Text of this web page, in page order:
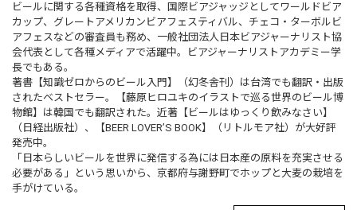
ビールに関する各種資格を取得、国際ビアジャッジとしてワールドビア
カップ、グレートアメリカンビアフェスティバル、チェコ・ターボルビ
アフェスなどの審査員も務め、一般社団法人日本ビアジャーナリスト協
会代表として各種メディアで活躍中。ビアジャーナリストアカデミー学
長でもある。
著書【知識ゼロからのビール入門】（幻冬舎刊）は台湾でも翻訳・出版
されたベストセラー。【藤原ヒロユキのイラストで巡る世界のビール博
物館】は韓国でも翻訳された。近著【ビールはゆっくり飲みなさい】
（日経出版社）、【BEER LOVER’S BOOK】（リトルモア社）が大好評
発売中。
「日本らしいビールを世界に発信する為には日本産の原料を充実させる
必要がある」という思いから、京都府与謝野町でホップと大麦の栽培を
手がけている。